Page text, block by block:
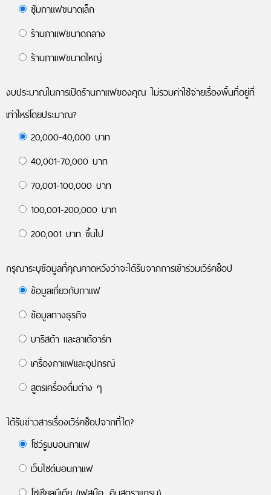
ซุ้มกาแฟขนาดเล็ก
ร้านกาแฟขนาดกลาง
ร้านกาแฟขนาดใหญ่
งบประมาณในการเปิดร้านกาแฟของคุณ ไม่รวมค่าใช้จ่ายเรื่องพื้นที่อยู่ที่
เท่าไหร่โดยประมาณ?
20,000-40,000 บาท
40,001-70,000 บาท
70,001-100,000 บาท
100,001-200,000 บาท
200,001 บาท ขึ้นไป
กรุณาระบุข้อมูลที่คุณคาดหวังว่าจะได้รับจากการเข้าร่วมเวิร์คช็อป
ข้อมูลเกี่ยวกับกาแฟ
ข้อมูลทางธุรกิจ
บาริสต้า และลาเต้อาร์ท
เครื่องกาแฟและอุปกรณ์
สูตรเครื่องดื่มต่าง ๆ
ได้รับข่าวสารเรื่องเวิร์คช็อปจากที่ใด?
โชว์รูมบอนกาแฟ
เว็บไซต์บอนกาแฟ